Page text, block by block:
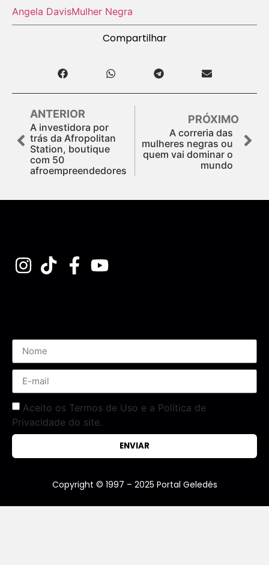
Angela DavisMulher Negra
Compartilhar
ANTERIOR
A investidora por
trás da Afropolitan
Station, boutique
com 50
afroempreendedores
PRÓXIMO
A correria das
mulheres negras ou
quem vai dominar o
mundo
Aceito os Termos de Uso e a Política de
Privacidade do site.
ENVIAR
Copyright © 1997 – 2025 Portal Geledés